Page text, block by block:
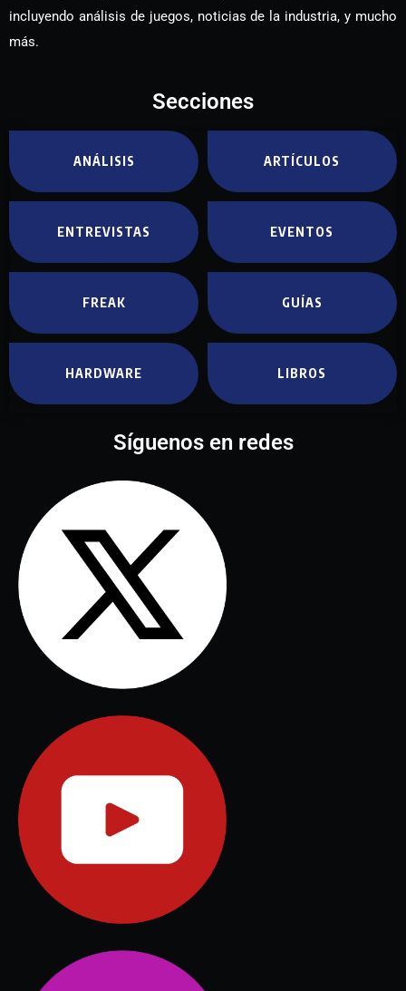
incluyendo análisis de juegos, noticias de la industria, y mucho
más.
Secciones
ANÁLISIS ARTÍCULOS
ENTREVISTAS EVENTOS
FREAK GUÍAS
HARDWARE LIBROS
Síguenos en redes